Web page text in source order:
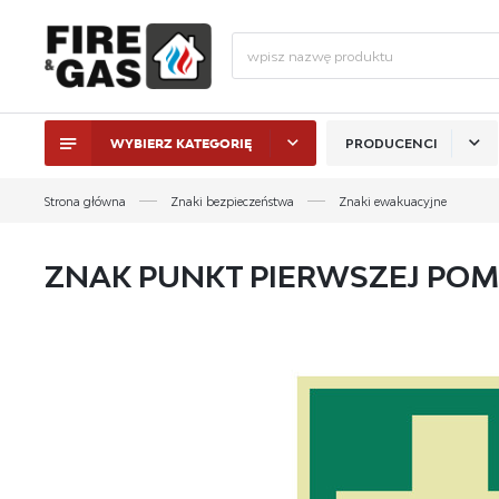
WYBIERZ KATEGORIĘ PRODUCENCI
Strona główna Znaki bezpieczeństwa Znaki ewakuacyjne
ZNAK PUNKT PIERWSZEJ